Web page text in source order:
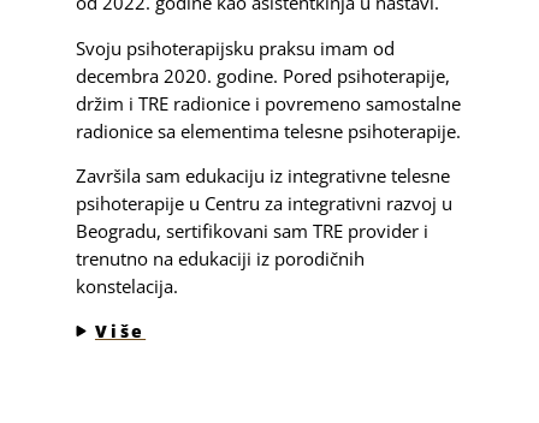
Svoju psihoterapijsku praksu imam od
decembra 2020. godine. Pored psihoterapije,
držim i TRE radionice i povremeno samostalne
radionice sa elementima telesne psihoterapije.
Završila sam edukaciju iz integrativne telesne
psihoterapije u Centru za integrativni razvoj u
Beogradu, sertifikovani sam TRE provider i
trenutno na edukaciji iz porodičnih
konstelacija.
Više